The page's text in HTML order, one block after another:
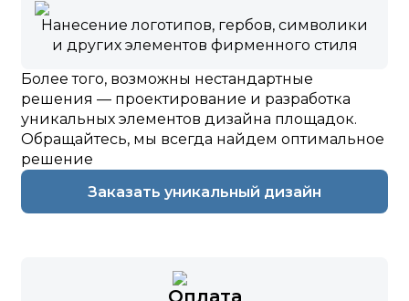
Нанесение логотипов, гербов, символики
и других элементов фирменного стиля
Более того, возможны нестандартные
решения — проектирование и разработка
уникальных элементов дизайна площадок.
Обращайтесь, мы всегда найдем оптимальное
решение
Заказать уникальный дизайн
Оплата